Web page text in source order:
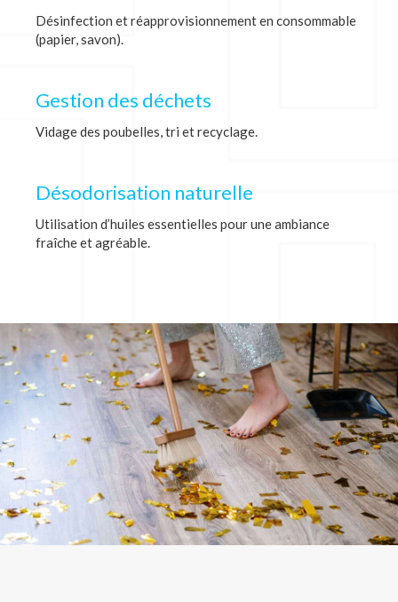
Désinfection et réapprovisionnement en consommable
(papier, savon).
Gestion des déchets
Vidage des poubelles, tri et recyclage.
Désodorisation naturelle
Utilisation d’huiles essentielles pour une ambiance
fraîche et agréable.